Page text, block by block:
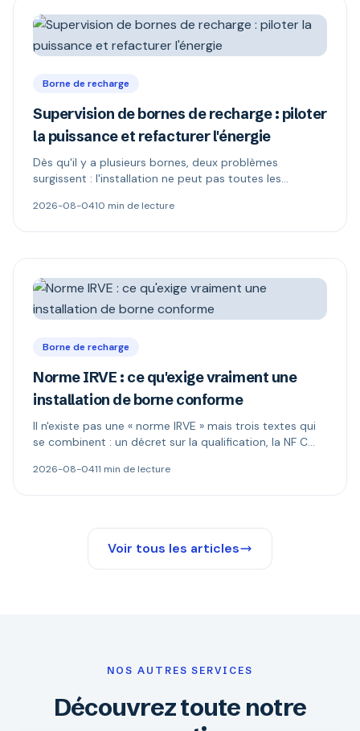
Borne de recharge
Supervision de bornes de recharge : piloter
la puissance et refacturer l'énergie
Dès qu'il y a plusieurs bornes, deux problèmes
surgissent : l'installation ne peut pas toutes les
paie. Délestage dynamique, comptage MID et schémas
2026-08-0410 min de lecture
Borne de recharge
Norme IRVE : ce qu'exige vraiment une
installation de borne conforme
Il n'existe pas une « norme IRVE » mais trois textes qui
se combinent : un décret sur la qualification, la NF C
borne. Ce qui est réellement obligatoire, et quand le
2026-08-0411 min de lecture
Voir tous les articles
NOS AUTRES SERVICES
Découvrez toute notre